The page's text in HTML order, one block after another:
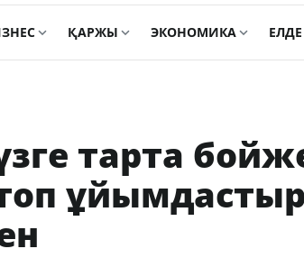
ҚАРЖЫ ЭКОНОМИКА ЕЛДЕ
тарта